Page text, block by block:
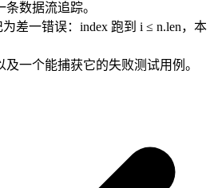
数据流追踪。
差一错误：index 跑到 i ≤ n.len，本
一个能捕获它的失败测试用例。